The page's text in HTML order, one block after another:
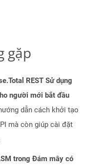
gặp
REST Sử dụng
người mới bắt đầu
dẫn cách khởi tạo
mà còn giúp cài đặt
trong Đám mây có